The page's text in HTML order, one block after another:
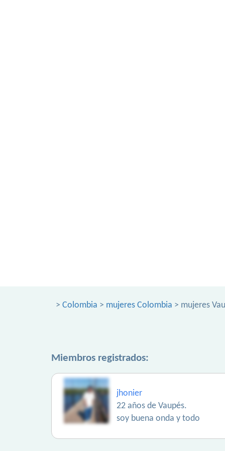
> Colombia > mujeres Colombia > mujeres
Miembros registrados:
jhonier
22 años de Vaupés.
soy buena onda y todo